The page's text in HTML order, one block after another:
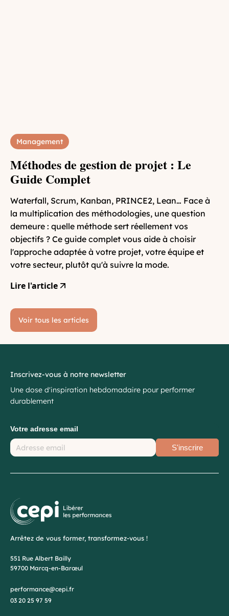
Management
Méthodes de gestion de projet : Le
Guide Complet
Waterfall, Scrum, Kanban, PRINCE2, Lean… Face à
la multiplication des méthodologies, une question
demeure : quelle méthode sert réellement vos
objectifs ? Ce guide complet vous aide à choisir
l'approche adaptée à votre projet, votre équipe et
votre secteur, plutôt qu'à suivre la mode.
Lire l'article
Voir tous les articles
Inscrivez-vous à notre newsletter
Une dose d'inspiration hebdomadaire pour performer
durablement
Votre adresse email
S'inscrire
Arrêtez de vous former, transformez-vous !
551 Rue Albert Bailly
59700 Marcq-en-Barœul
performance@cepi.fr
03 20 25 97 59